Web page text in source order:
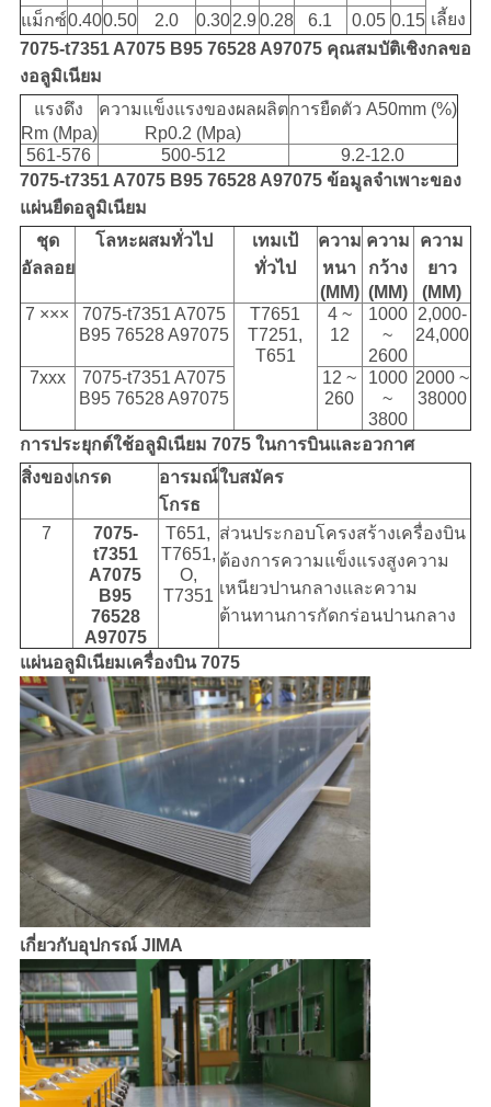
เลี้ยง
แม็กซ์0.400.50 2.0 0.302.9 0.28 6.1 0.05 0.15
7075-t7351 A7075 B95 76528 A97075 คุณสมบัติเชิงกลขอ
งอลูมิเนียม
แรงดึง
Rm (Mpa)
ความแข็งแรงของผลผลิต
Rp0.2 (Mpa)
การยืดตัว A50mm (%)
561-576 500-512
9.2-12.0
7075-t7351 A7075 B95 76528 A97075 ข้อมูลจำเพาะของ
แผ่นยืดอลูมิเนียม
ชุด
อัลลอย
โลหะผสมทั่วไป
เทมเป้
ทั่วไป
ความ
หนา
(MM)
ความ
กว้าง
(MM)
ความ
ยาว
(MM)
7 ×××
7075-t7351 A7075
B95 76528 A97075
T7651
T7251,
T651
4 ~
12
1000
~
2600
2,000-
24,000
7xxx
7075-t7351 A7075
B95 76528 A97075
12 ~
260
1000
~
3800
2000 ~
38000
การประยุกต์ใช้อลูมิเนียม 7075 ในการบินและอวกาศ
สิ่งของเกรด
อารมณ์
โกรธ
ใบสมัคร
7
7075-
t7351
A7075
B95
76528
A97075
T651,
T7651,
O,
T7351
ส่วนประกอบโครงสร้างเครื่องบิน
ต้องการความแข็งแรงสูงความ
เหนียวปานกลางและความ
ต้านทานการกัดกร่อนปานกลาง
แผ่นอลูมิเนียมเครื่องบิน 7075
เกี่ยวกับอุปกรณ์ JIMA